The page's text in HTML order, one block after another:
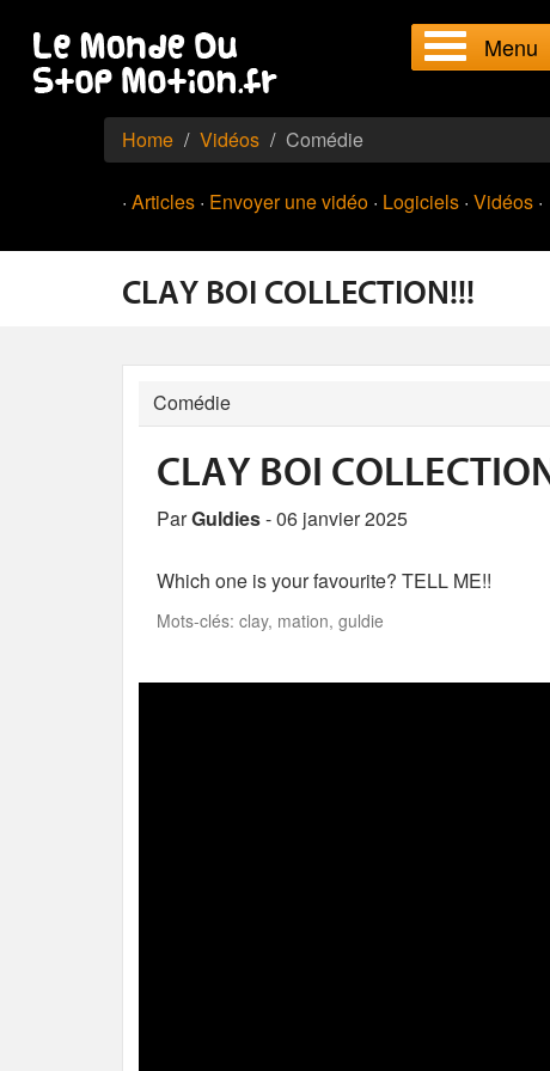
Menu
Home Vidéos Comédie
· Articles · Envoyer une vidéo · Logiciels · Vidéos ·
CLAY BOI COLLECTION!!!
Comédie
CLAY BOI
ParGuldies- 06 janvier 2025
Which one is your favourite? TELL ME!!
Mots-clés: clay, mation, guldie